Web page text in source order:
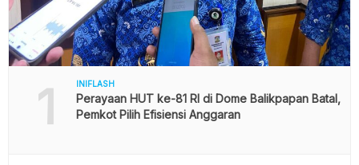
1 INIFLASH
Perayaan HUT ke-81 RI di Dome Balikpapan Batal,
Pemkot Pilih Efisiensi Anggaran